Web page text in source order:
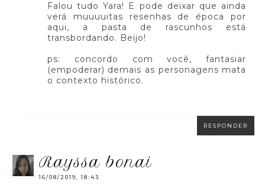
Falou tudo Yara! E pode deixar que ainda
verá muuuuitas resenhas de época por
aqui, a pasta de rascunhos está
transbordando. Beijo!
ps: concordo com você, fantasiar
(empoderar) demais as personagens mata
o contexto histórico.
RESPONDER
rayssa bonai
16/08/2019, 18:43